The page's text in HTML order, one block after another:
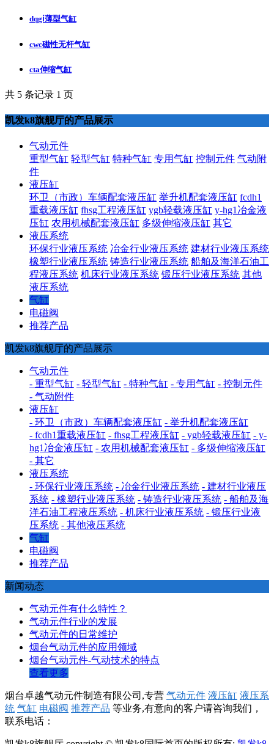
dqgⅰ薄型气缸
cwc磁性无杆气缸
cta伸缩气缸
共 5 条记录 1 页
凯发k8旗舰厅的产品展示
气动元件
重型气缸 轻型气缸 特种气缸 专用气缸 控制元件 气动附
件
液压缸
环卫（市政）车辆配套液压缸 举升机配套液压缸 fcdh1
重载液压缸 fhsg工程液压缸 ygb轻载液压缸 y-hg1冶金液
压缸 农用机械配套液压缸 多级伸缩液压缸 其它
液压系统
环保行业液压系统 冶金行业液压系统 建材行业液压系统
橡塑行业液压系统 铸造行业液压系统 船舶及海洋石油工
程液压系统 机床行业液压系统 锻压行业液压系统 其他
液压系统
气缸
电磁阀
推荐产品
凯发k8旗舰厅的产品展示
气动元件
- 重型气缸 - 轻型气缸 - 特种气缸 - 专用气缸 - 控制元件
- 气动附件
液压缸
- 环卫（市政）车辆配套液压缸 - 举升机配套液压缸
- fcdh1重载液压缸 - fhsg工程液压缸 - ygb轻载液压缸 - y-
hg1冶金液压缸 - 农用机械配套液压缸 - 多级伸缩液压缸
- 其它
液压系统
- 环保行业液压系统 - 冶金行业液压系统 - 建材行业液压
系统 - 橡塑行业液压系统 - 铸造行业液压系统 - 船舶及海
洋石油工程液压系统 - 机床行业液压系统 - 锻压行业液
压系统 - 其他液压系统
气缸
电磁阀
推荐产品
新闻动态
气动元件有什么特性？
气动元件行业的发展
气动元件的日常维护
烟台气动元件的应用领域
烟台气动元件-气动技术的特点
查看更多
烟台卓越气动元件制造有限公司,专营 气动元件 液压缸 液压系
统 气缸 电磁阀 推荐产品 等业务,有意向的客户请咨询我们，
联系电话：